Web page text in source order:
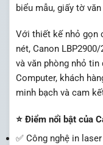
biểu mẫu, giấy tờ
Với thiết kế nhỏ gọn
nét, Canon
và văn phòng nhỏ
Computer, khách
minh bạch và cam
⭐ Điểm nổi bật của
✅ Công nghệ in